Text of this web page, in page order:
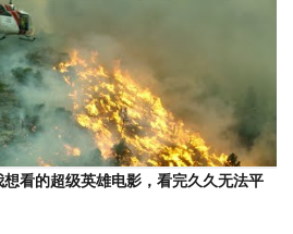
想看的超级英雄电影，看完久久无法平